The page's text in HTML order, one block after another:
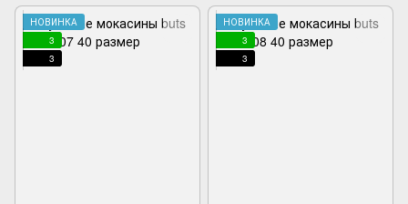
НОВИНКА
3
3
НОВИНКА
3
3